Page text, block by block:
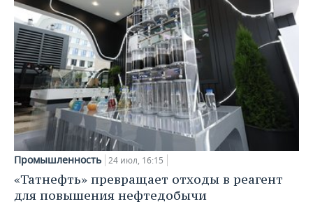
Промышленность 24 июл, 16:15
«Татнефть» превращает отходы в реагент
для повышения нефтедобычи